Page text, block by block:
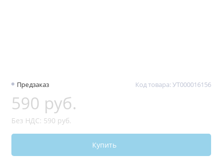
Предзаказ Код товара: УТ000016156
590 руб.
Без НДС: 590 руб.
Купить